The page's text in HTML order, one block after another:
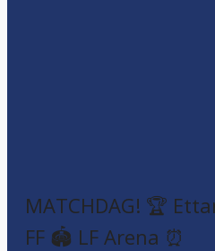
MATCHDAG! 🏆
FF 🏟️ LF Arena ⏰